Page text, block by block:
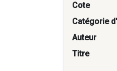
Cote
Catégorie
Auteur
Titre